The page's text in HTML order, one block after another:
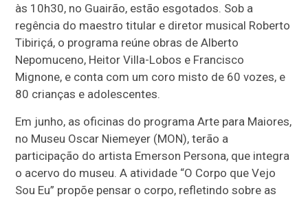
às 10h30, no Guairão, estão esgotados. Sob a
regência do maestro titular e diretor musical Roberto
Tibiriçá, o programa reúne obras de Alberto
Nepomuceno, Heitor Villa-Lobos e Francisco
Mignone, e conta com um coro misto de 60 vozes, e
80 crianças e adolescentes.
Em junho, as oficinas do programa Arte para Maiores,
no Museu Oscar Niemeyer (MON), terão a
participação do artista Emerson Persona, que integra
o acervo do museu. A atividade “O Corpo que Vejo
Sou Eu” propõe pensar o corpo, refletindo sobre as